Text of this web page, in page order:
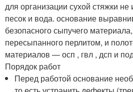
для организации сухой стяжки
песок и вода. основание
безопасного сыпучего
пересыпанного перлитом, и
материалов — осп , гвл , дсп и
Порядок работ
Перед работой основание